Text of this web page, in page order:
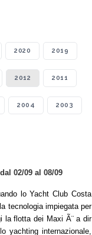
2020 2019
2012 2011
2004 2003
02/09 al 08/09
lo Yacht Club Costa
tecnologia impiegata per
la flotta dei Maxi Ã¨ a dir
yachting internazionale,